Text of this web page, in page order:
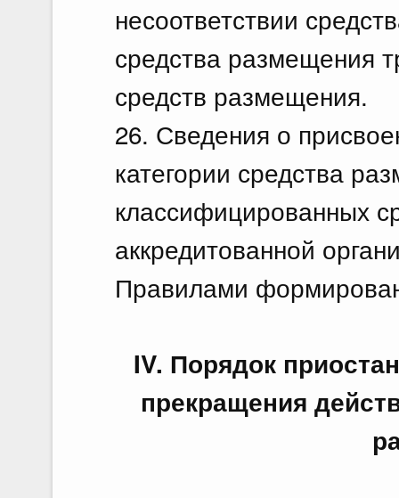
несоответствии
средства размещения
средств размещения.
26. Сведения о
категории средства
классифицированных
аккредитованной
Правилами
IV. Порядок
прекращения